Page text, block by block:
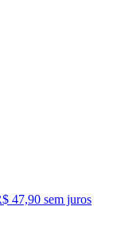
47,90 sem juros